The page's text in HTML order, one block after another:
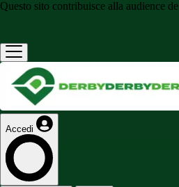
Questo sito contribuisce alla audience de
Accedi